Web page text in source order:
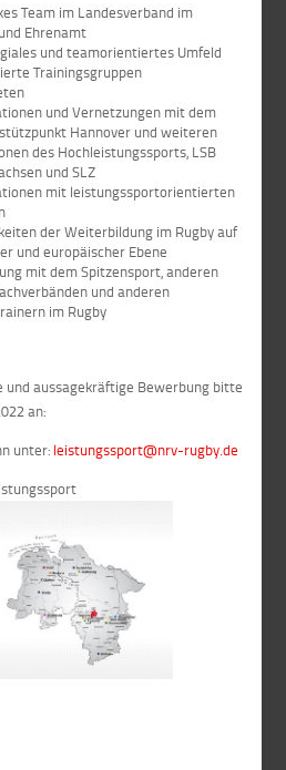
Team im Landesverband im
Ehrenamt
und teamorientiertes Umfeld
Trainingsgruppen
und Vernetzungen mit dem
Hannover und weiteren
des Hochleistungssports, LSB
und SLZ
mit leistungssportorientierten
der Weiterbildung im Rugby auf
und europäischer Ebene
mit dem Spitzensport, anderen
und anderen
im Rugby
und aussagekräftige Bewerbung bitte
an:
unter: leistungssport@nrv-rugby.de